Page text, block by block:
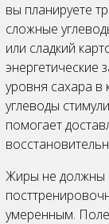
вы планируете
сложные
или сладкий
энергетические
уровня сахара в
углеводы
помогает
Жиры не должны
умеренным.